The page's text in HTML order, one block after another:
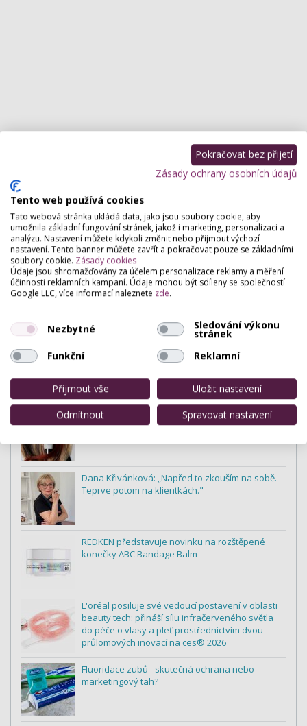
Domácí barvení bez katastrof: Jak vybrat
produkt, který nespálí vaše vlasy ani sny?
Konečně projekt pro salony a služby, který vznikl
z reálné praxe
Hladké vlasy. Bez kompromisu.
RevitaLash® Cosmetics uvádí na trh 5v1
bezoplachovou masku a kondicionér na vlasy
Dana Křivánková: „Napřed to zkouším na sobě.
Teprve potom na klientkách."
REDKEN představuje novinku na rozštěpené
konečky ABC Bandage Balm
L'oréal posiluje své vedoucí postavení v oblasti
beauty tech: přináší sílu infračerveného světla
do péče o vlasy a pleť prostřednictvím dvou
průlomových inovací na ces® 2026
Fluoridace zubů - skutečná ochrana nebo
marketingový tah?
Pokračovat bez přijetí
Zásady ochrany osobních údajů
Tento web používá cookies
Tato webová stránka ukládá data, jako jsou soubory cookie, aby
umožnila základní fungování stránek, jakož i marketing, personalizaci a
analýzu. Nastavení můžete kdykoli změnit nebo přijmout výchozí
nastavení. Tento banner můžete zavřít a pokračovat pouze se základními
soubory cookie. Zásady cookies
Údaje jsou shromažďovány za účelem personalizace reklamy a měření
účinnosti reklamních kampaní. Údaje mohou být sdíleny se společností
Google LLC, více informací naleznete zde.
Nezbytné Sledování výkonu
stránek
Funkční
Reklamní
Přijmout vše
Uložit nastavení
Odmítnout
Spravovat nastavení